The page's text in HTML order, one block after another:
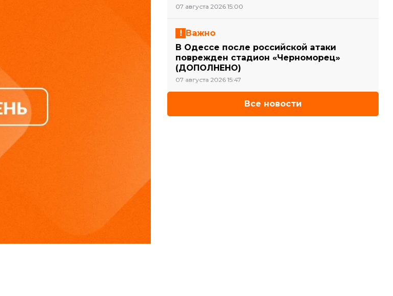
селе Херсонской области.
жалобу бывшего
начали усиливать меры
решение, согласно которому
залога в размере
07 августа 2026 15:00
Важно
В Одессе после российской атаки
поврежден стадион «Черноморец»
(ДОПОЛНЕНО)
07 августа 2026 15:47
Все новости